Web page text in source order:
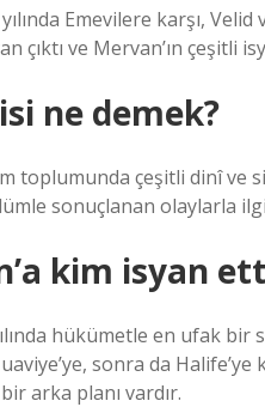
Emevilere karşı,
çıktı ve Mervan’ın çeşitli
ne demek?
toplumunda çeşitli dinî ve
sonuçlanan olaylarla
kim isyan
hükümetle en ufak
sonra da
arka planı vardır.